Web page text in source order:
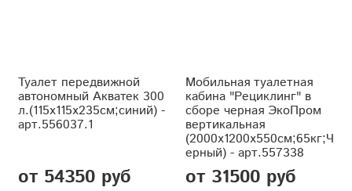
Туалет передвижной
автономный Акватек 300
л.(115x115x235см;синий) -
арт.556037.1
от 54350 руб
Мобильная туалетная
кабина "Рециклинг" в
сборе черная ЭкоПром
вертикальная
(2000x1200x550см;65кг;Ч
ерный) - арт.557338
от 31500 руб